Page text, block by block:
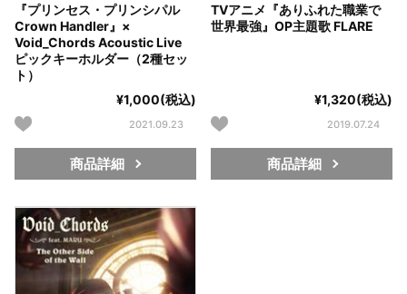
『プリンセス・プリンシパル
Crown Handler』×
Void_Chords Acoustic Live
ピックキーホルダー（2種セッ
ト）
¥1,000(税込)
2021.09.23
商品詳細
TVアニメ『ありふれた職業で
世界最強』OP主題歌 FLARE
¥1,320(税込)
2019.07.24
商品詳細